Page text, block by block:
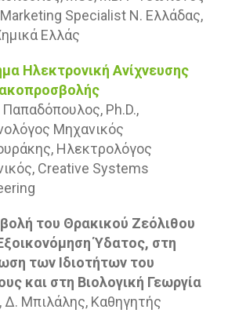
Specialist Ν. Ελλάδας,
Ελλάς
Ηλεκτρονική Ανίχνευσης
Ph.D.,
Μηχανικός
Ηλεκτρολόγος
Creative Systems
του Θρακικού Ζεόλιθου
Ύδατος, στη
των Ιδιοτήτων του
και στη Βιολογική Γεωργία
Δ. Μπιλάλης, Καθηγητής